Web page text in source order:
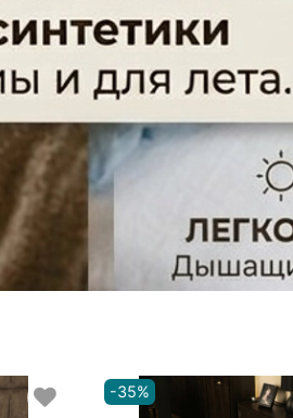
-35%